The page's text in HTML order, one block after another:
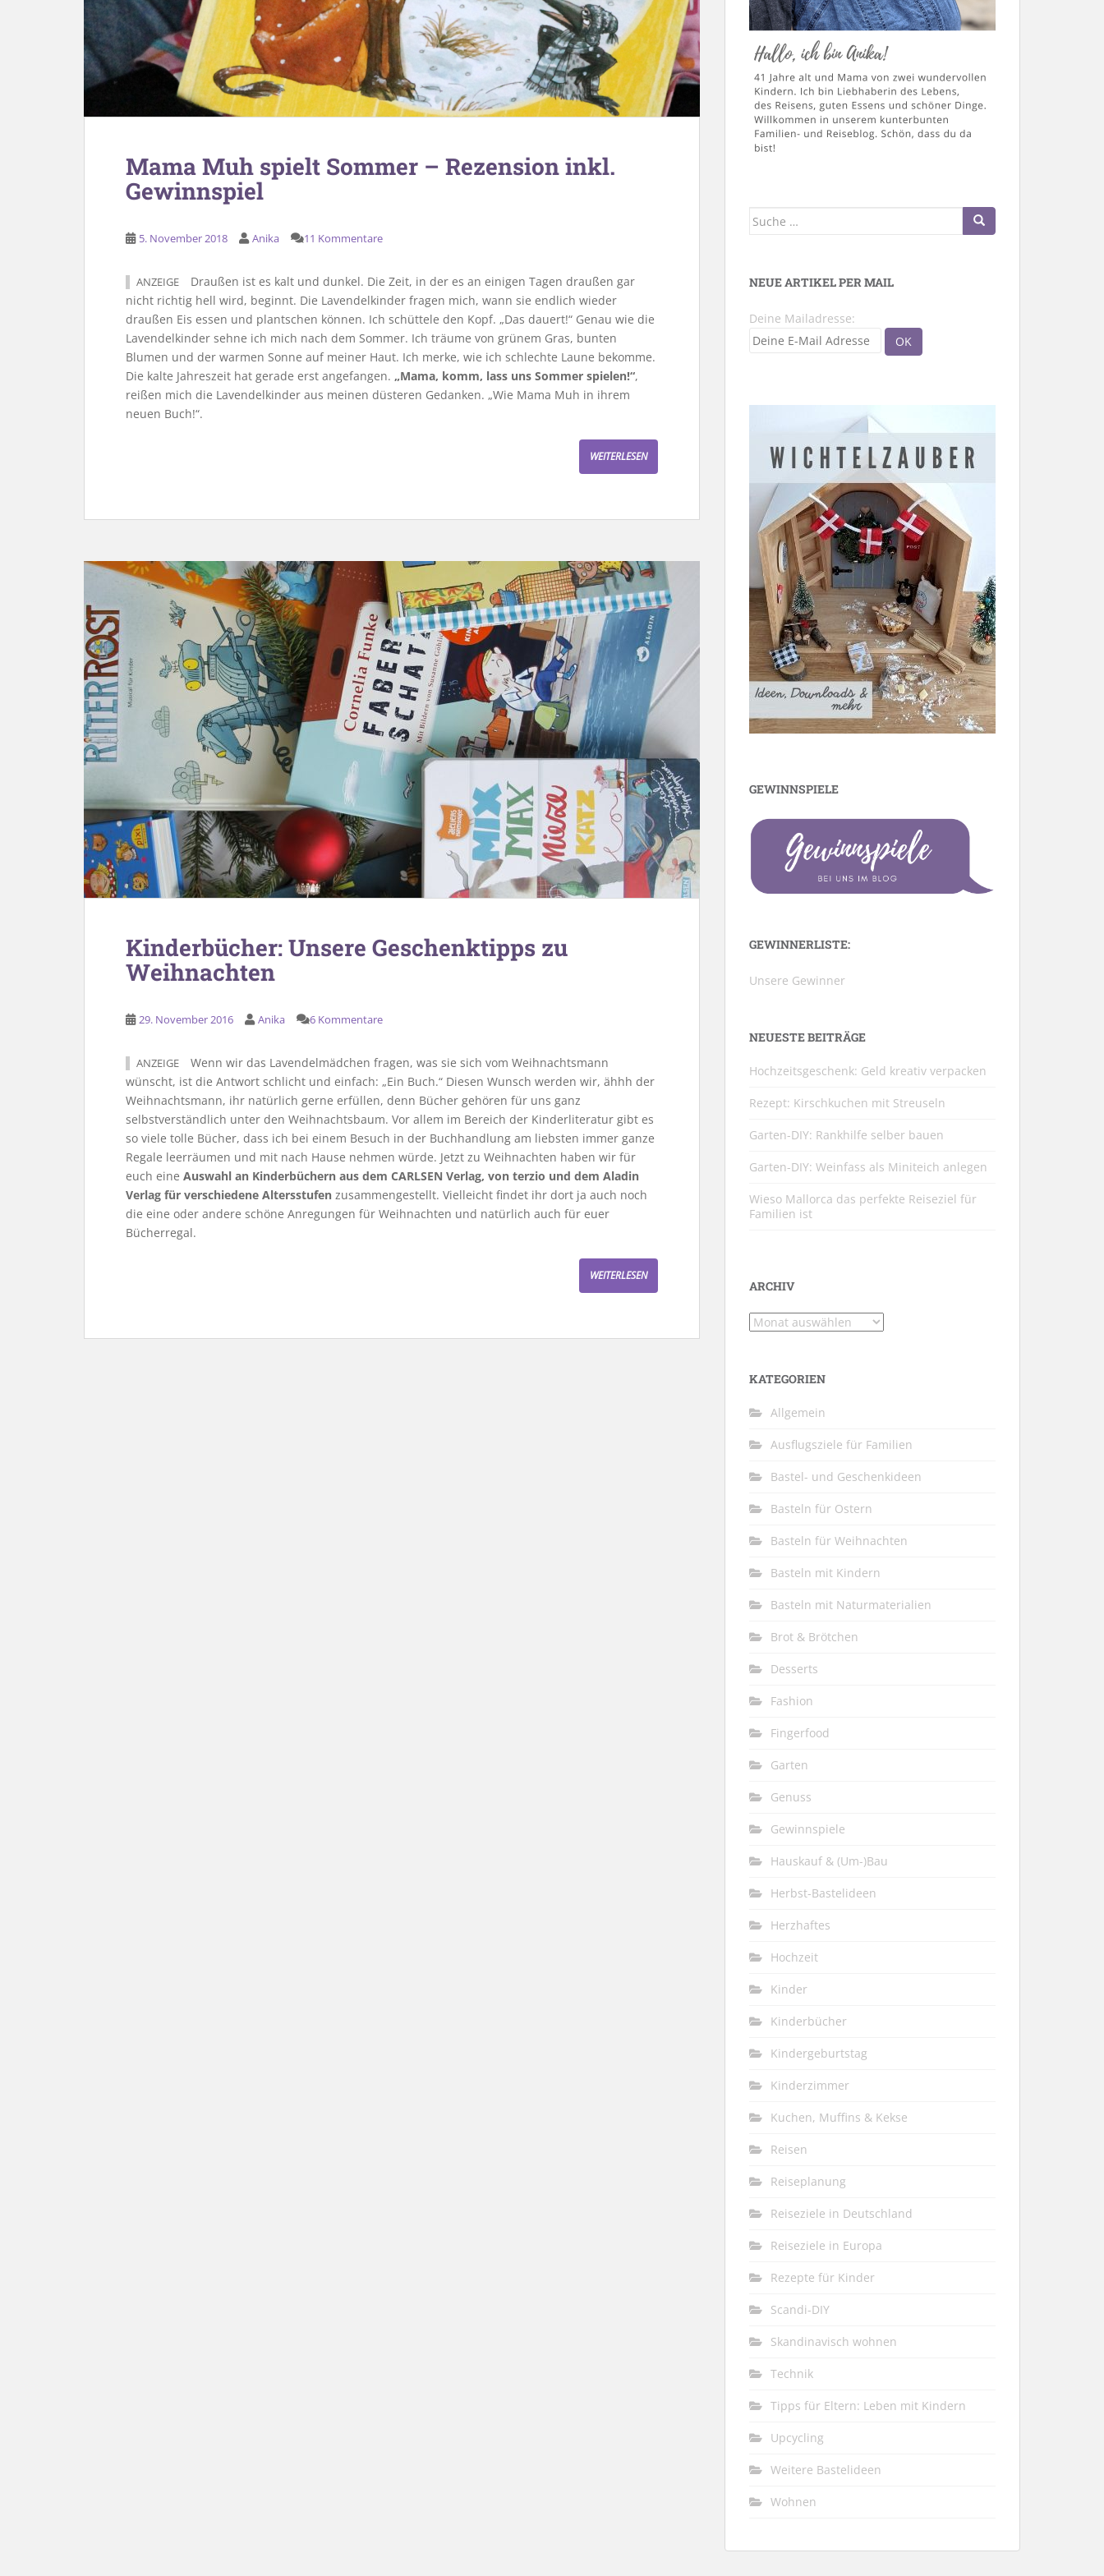
Mama Muh spielt Sommer – Rezension inkl.
Gewinnspiel
5. November 2018 Anika 11 Kommentare
ANZEIGE
Draußen ist es kalt und dunkel. Die Zeit, in der es an einigen Tagen draußen gar
nicht richtig hell wird, beginnt. Die Lavendelkinder fragen mich, wann sie endlich wieder
draußen Eis essen und plantschen können. Ich schüttele den Kopf. „Das dauert!“ Genau wie die
Lavendelkinder sehne ich mich nach dem Sommer. Ich träume von grünem Gras, bunten
Blumen und der warmen Sonne auf meiner Haut. Ich merke, wie ich schlechte Laune bekomme.
Die kalte Jahreszeit hat gerade erst angefangen. „Mama, komm, lass uns Sommer spielen!“,
reißen mich die Lavendelkinder aus meinen düsteren Gedanken. „Wie Mama Muh in ihrem
neuen Buch!“.
WEITERLESEN
Kinderbücher: Unsere Geschenktipps zu
Weihnachten
29. November 2016 Anika 6 Kommentare
ANZEIGE
Wenn wir das Lavendelmädchen fragen, was sie sich vom Weihnachtsmann
wünscht, ist die Antwort schlicht und einfach: „Ein Buch.“ Diesen Wunsch werden wir, ähhh der
Weihnachtsmann, ihr natürlich gerne erfüllen, denn Bücher gehören für uns ganz
selbstverständlich unter den Weihnachtsbaum. Vor allem im Bereich der Kinderliteratur gibt es
so viele tolle Bücher, dass ich bei einem Besuch in der Buchhandlung am liebsten immer ganze
Regale leerräumen und mit nach Hause nehmen würde. Jetzt zu Weihnachten haben wir für
euch eine Auswahl an Kinderbüchern aus dem CARLSEN Verlag, von terzio und dem Aladin
Verlag für verschiedene Altersstufen zusammengestellt. Vielleicht findet ihr dort ja auch noch
die eine oder andere schöne Anregungen für Weihnachten und natürlich auch für euer
Bücherregal.
WEITERLESEN
Suche
NEUE ARTIKEL PER MAIL
Deine Mailadresse:
GEWINNSPIELE
GEWINNERLISTE:
Unsere Gewinner
NEUESTE BEITRÄGE
Hochzeitsgeschenk: Geld kreativ verpacken
Rezept: Kirschkuchen mit Streuseln
Garten-DIY: Rankhilfe selber bauen
Garten-DIY: Weinfass als Miniteich anlegen
Wieso Mallorca das perfekte Reiseziel für
Familien ist
ARCHIV
Archiv
KATEGORIEN
Allgemein
Ausflugsziele für Familien
Bastel- und Geschenkideen
Basteln für Ostern
Basteln für Weihnachten
Basteln mit Kindern
Basteln mit Naturmaterialien
Brot & Brötchen
Desserts
Fashion
Fingerfood
Garten
Genuss
Gewinnspiele
Hauskauf & (Um-)Bau
Herbst-Bastelideen
Herzhaftes
Hochzeit
Kinder
Kinderbücher
Kindergeburtstag
Kinderzimmer
Kuchen, Muffins & Kekse
Reisen
Reiseplanung
Reiseziele in Deutschland
Reiseziele in Europa
Rezepte für Kinder
Scandi-DIY
Skandinavisch wohnen
Technik
Tipps für Eltern: Leben mit Kindern
Upcycling
Weitere Bastelideen
Wohnen